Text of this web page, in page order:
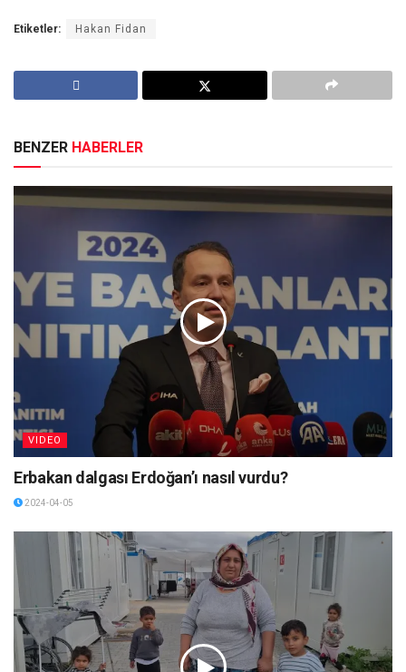
Etiketler: Hakan Fidan
BENZER HABERLER
VIDEO
Erbakan dalgası Erdoğan’ı nasıl vurdu?
2024-04-05